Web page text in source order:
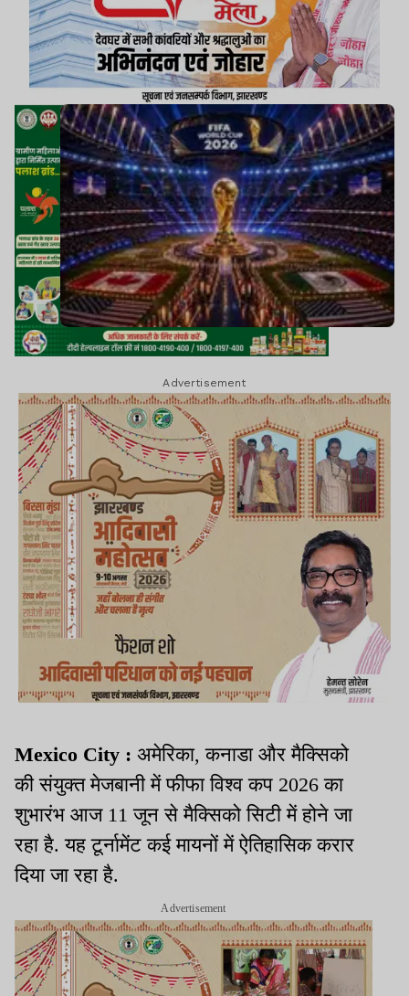
Advertisement
Mexico City : अमेरिका, कनाडा और मैक्सिको
की संयुक्त मेजबानी में फीफा विश्व कप 2026 का
शुभारंभ आज 11 जून से मैक्सिको सिटी में होने जा
रहा है. यह टूर्नामेंट कई मायनों में ऐतिहासिक करार
दिया जा रहा है.
Advertisement